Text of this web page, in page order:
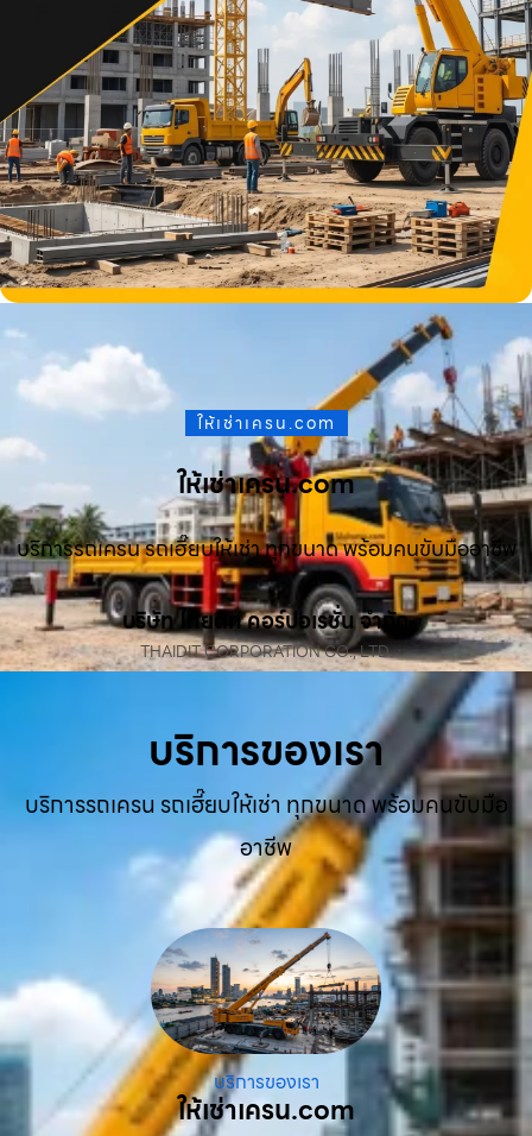
ให้เช่าเครน.com
ให้เช่าเครน.com
บริการรถเครน รถเฮี๊ยบให้เช่า ทุกขนาด พร้อมคนขับมืออาชีพ
บริษัท ไทยดิท คอร์ปอเรชั่น จำกัด
THAIDIT CORPORATION CO., LTD.
บริการของเรา
บริการรถเครน รถเฮี๊ยบให้เช่า ทุกขนาด พร้อมคนขับมือ
อาชีพ
บริการของเรา
ให้เช่าเครน.com